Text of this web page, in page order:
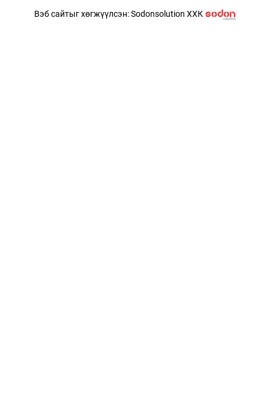
Вэб сайтыг хөгжүүлсэн: Sodonsolution ХХК